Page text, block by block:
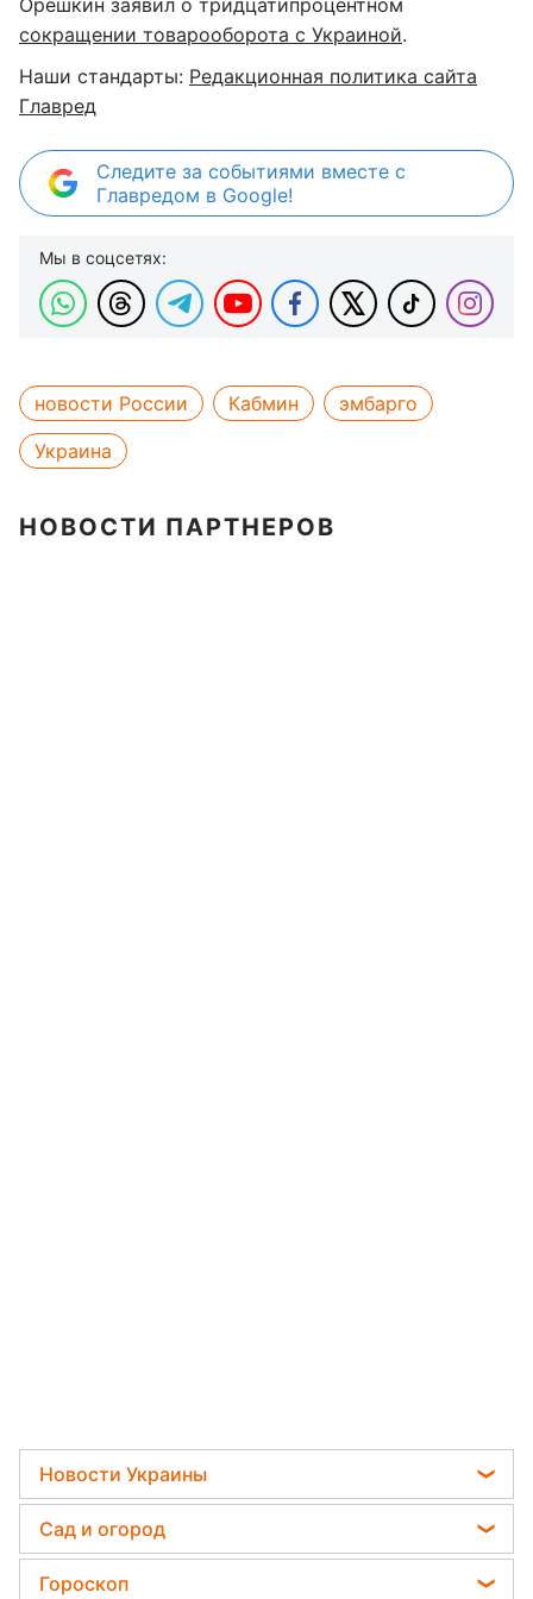
Орешкин заявил о тридцатипроцентном
сокращении товарооборота с Украиной.
Наши стандарты: Редакционная политика сайта
Главред
Следите за событиями вместе с
Главредом в Google!
Мы в соцсетях:
новости России Кабмин
эмбарго
Украина
НОВОСТИ ПАРТНЕРОВ
Новости Украины
Телеграм новости Украины
Пенсии в Украине
Сад и огород
Садовод назвал самое эффективное средство
Гороскоп